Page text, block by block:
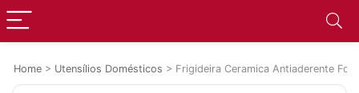
Home > Utensílios Domésticos > Frigideira Ceramica Antiaderente